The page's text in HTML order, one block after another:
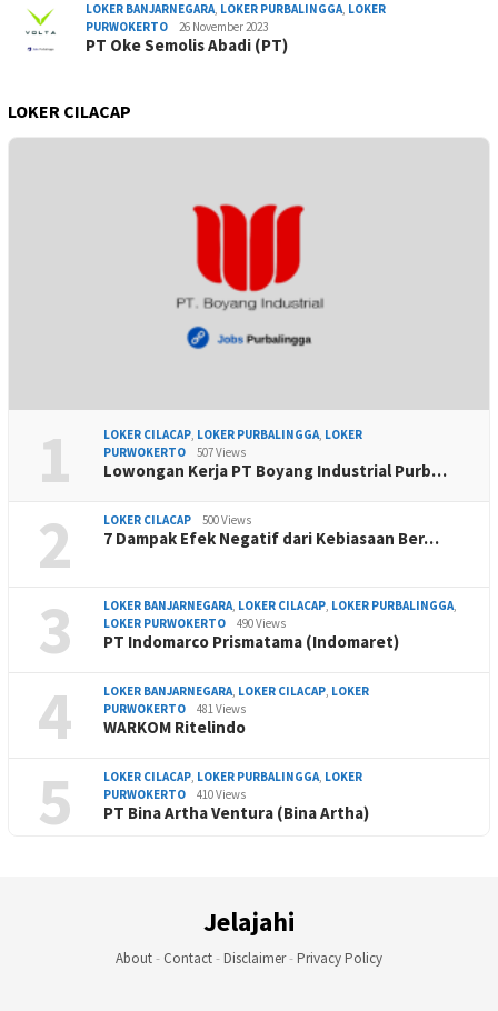
LOKER BANJARNEGARA, LOKER PURBALINGGA, LOKER
PURWOKERTO
26 November 2023
PT Oke Semolis Abadi (PT)
LOKER CILACAP
1 LOKER CILACAP, LOKER PURBALINGGA, LOKER
PURWOKERTO
507 Views
Lowongan Kerja PT Boyang Industrial Purb…
2 LOKER CILACAP 500 Views
7 Dampak Efek Negatif dari Kebiasaan Ber…
3 LOKER BANJARNEGARA, LOKER CILACAP, LOKER PURBALINGGA,
LOKER PURWOKERTO
490 Views
PT Indomarco Prismatama (Indomaret)
4 LOKER BANJARNEGARA, LOKER CILACAP, LOKER
PURWOKERTO
481 Views
WARKOM Ritelindo
5 LOKER CILACAP, LOKER PURBALINGGA, LOKER
PURWOKERTO
410 Views
PT Bina Artha Ventura (Bina Artha)
Jelajahi
About- Contact- Disclaimer- Privacy Policy